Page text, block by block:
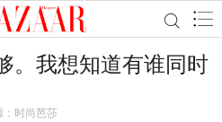
。我想知道有谁同时
：时尚芭莎